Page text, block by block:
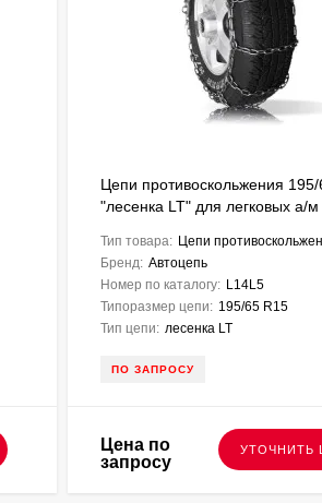
Цепи противоскольжения
"лесенка LT" для легковых а/
Тип товара: Цепи
Бренд: Автоцепь
Номер по каталогу: L14L5
Типоразмер цепи: 195/65 R15
Тип цепи: лесенка LT
ПО ЗАПРОСУ
Цена по
запросу
УТОЧНИТЬ